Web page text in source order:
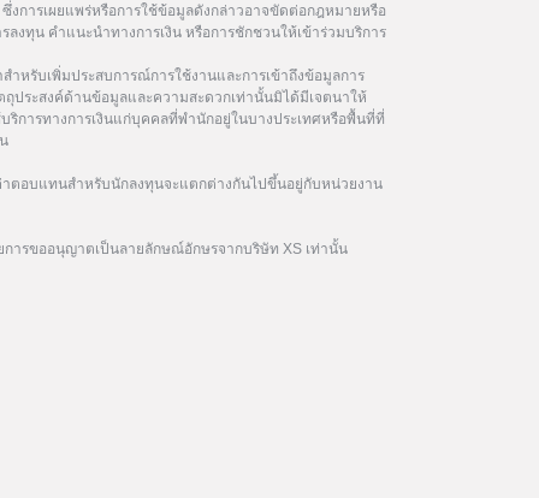
งการเผยแพร่หรือการใช้ข้อมูลดังกล่าวอาจขัดต่อกฎหมายหรือ
งทุน คำแนะนำทางการเงิน หรือการชักชวนให้เข้าร่วมบริการ
หรับเพิ่มประสบการณ์การใช้งานและการเข้าถึงข้อมูลการ
ประสงค์ด้านข้อมูลและความสะดวกเท่านั้นมิได้มีเจตนาให้
ริการทางการเงินแก่บุคคลที่พำนักอยู่ในบางประเทศหรือพื้นที่ที่
ตอบแทนสำหรับนักลงทุนจะแตกต่างกันไปขึ้นอยู่กับหน่วยงาน
ารขออนุญาตเป็นลายลักษณ์อักษรจากบริษัท XS เท่านั้น